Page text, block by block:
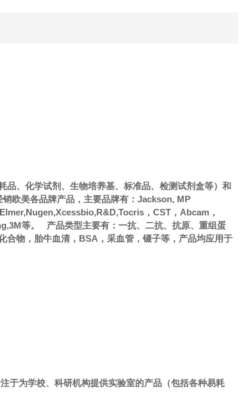
品、化学试剂、生物培养基、标准品、检测试剂盒等）和
欧美各品牌产品，主要品牌有：Jackson, MP
，CST，Abcam，
等。 产品类型主要有：一抗、二抗、抗原、重组蛋
合物，胎牛血清，BSA，采血管，镊子等，产品均应用于
于为学校、科研机构提供实验室的产品（包括各种易耗